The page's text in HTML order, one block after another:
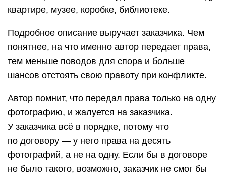
квартире, музее, коробке, библиотеке.
Подробное описание выручает заказчика. Чем
понятнее, на что именно автор передает права,
тем меньше поводов для спора и больше
шансов отстоять свою правоту при конфликте.
Автор помнит, что передал права только на одну
фотографию, и жалуется на заказчика.
У заказчика всё в порядке, потому что
по договору — у него права на десять
фотографий, а не на одну. Если бы в договоре
не было такого, возможно, заказчик не смог бы